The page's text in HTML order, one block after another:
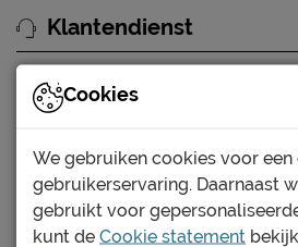
Klantendienst
Veel gestelde vragen
Alles over je bestelling
De bezorging
Cookies
We gebruiken cookies voor
gebruikerservaring. Daarnaast
gebruikt voor
kunt de Cookie statement